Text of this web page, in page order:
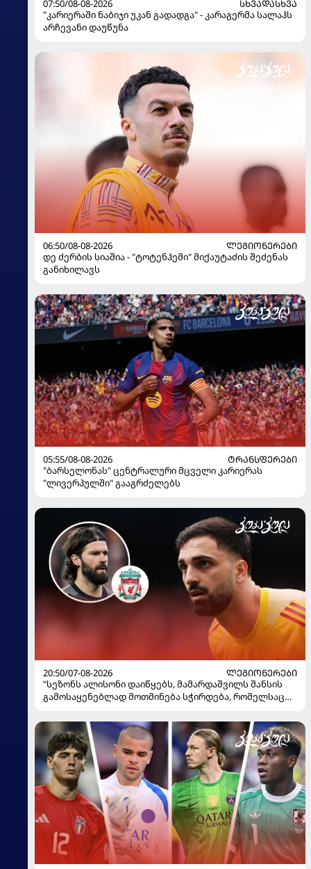
07:50/08-08-2026
ᲡᲮᲕᲐᲓᲐᲡᲮᲕᲐ
"კარიერაში ნაბიჯი უკან გადადგა" - კარაგერმა სალაჰს
არჩევანი დაუწუნა
06:50/08-08-2026
ᲚᲔᲒᲘᲝᲜᲔᲠᲔᲑᲘ
დე ძერბის სიაშია - "ტოტენჰემი" მიქაუტაძის შეძენას
განიხილავს
05:55/08-08-2026
ᲢᲠᲐᲜᲡᲤᲔᲠᲔᲑᲘ
"ბარსელონას" ცენტრალური მცველი კარიერას
"ლივერპულში" გააგრძელებს
20:50/07-08-2026
ᲚᲔᲒᲘᲝᲜᲔᲠᲔᲑᲘ
"სეზონს ალისონი დაიწყებს, მამარდაშვილს შანსის
გამოსაყენებლად მოთმინება სჭირდება, რომელსაც
ყოფილმა მეკარემ